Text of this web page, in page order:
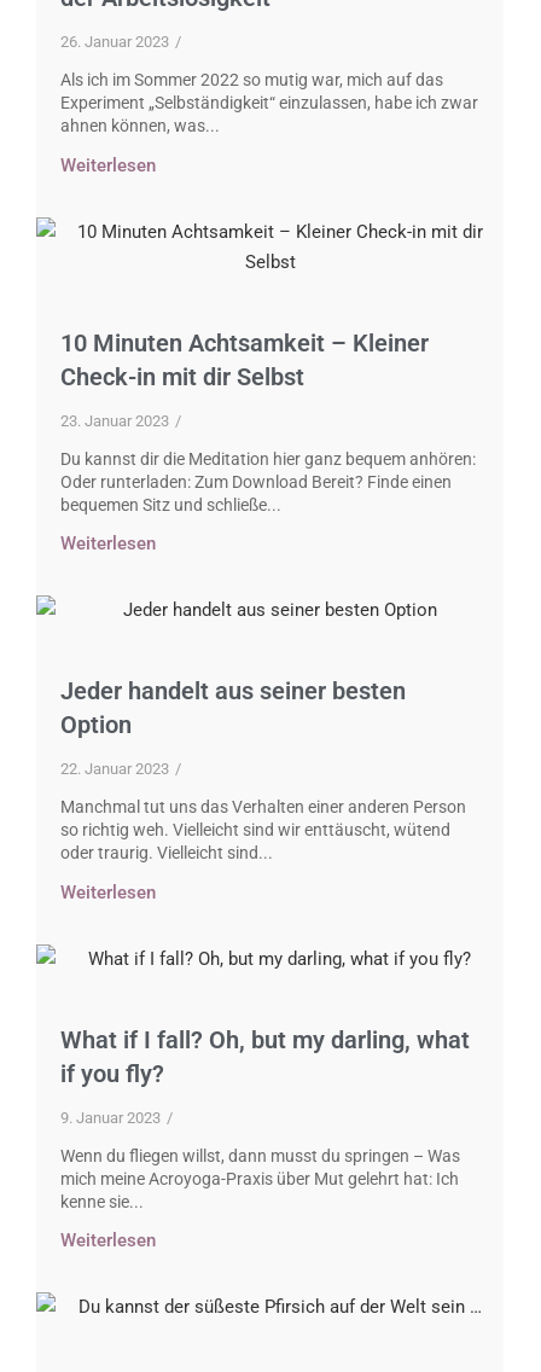
26. Januar 2023 /
Als ich im Sommer 2022 so mutig war, mich auf das
Experiment „Selbständigkeit“ einzulassen, habe ich zwar
ahnen können, was...
Weiterlesen
10 Minuten Achtsamkeit – Kleiner
Check-in mit dir Selbst
23. Januar 2023 /
Du kannst dir die Meditation hier ganz bequem anhören:
Oder runterladen: Zum Download Bereit? Finde einen
bequemen Sitz und schließe...
Weiterlesen
Jeder handelt aus seiner besten
Option
22. Januar 2023 /
Manchmal tut uns das Verhalten einer anderen Person
so richtig weh. Vielleicht sind wir enttäuscht, wütend
oder traurig. Vielleicht sind...
Weiterlesen
What if I fall? Oh, but my darling, what
if you fly?
9. Januar 2023 /
Wenn du fliegen willst, dann musst du springen – Was
mich meine Acroyoga-Praxis über Mut gelehrt hat: Ich
kenne sie...
Weiterlesen